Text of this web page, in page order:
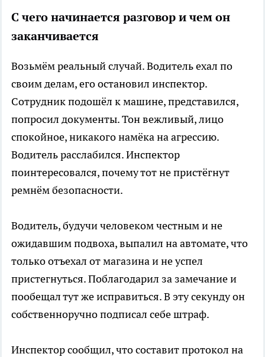
С чего начинается разговор и чем он
заканчивается
Возьмём реальный случай. Водитель ехал по
своим делам, его остановил инспектор.
Сотрудник подошёл к машине, представился,
попросил документы. Тон вежливый, лицо
спокойное, никакого намёка на агрессию.
Водитель расслабился. Инспектор
поинтересовался, почему тот не пристёгнут
ремнём безопасности.
Водитель, будучи человеком честным и не
ожидавшим подвоха, выпалил на автомате, что
только отъехал от магазина и не успел
пристегнуться. Поблагодарил за замечание и
пообещал тут же исправиться. В эту секунду он
собственноручно подписал себе штраф.
Инспектор сообщил, что составит протокол на